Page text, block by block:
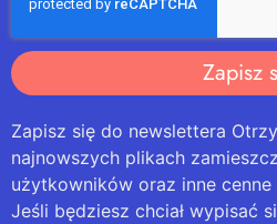
Zapisz
Zapisz się do newslettera
najnowszych plikach
użytkowników oraz inne
Jeśli będziesz chciał wypisać